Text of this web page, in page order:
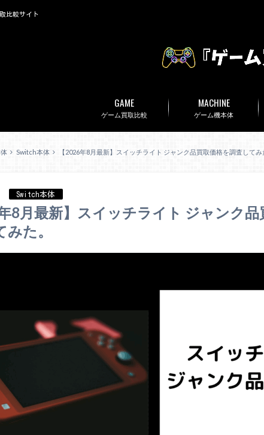
比較サイト
ゲーム買取比較
GAME
ゲーム機本体
MACHINE
Switch本体 【2026年8月最新】スイッチライト ジャンク品買取価格を調査してみ
Switch本体
8月最新】スイッチライト ジャンク品
た。